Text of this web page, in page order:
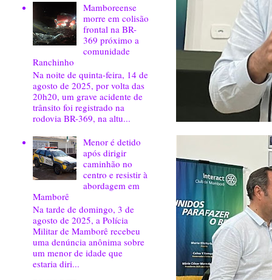
Mamboreense
morre em colisão
frontal na BR-
369 próximo a
comunidade
Ranchinho
Na noite de quinta-feira, 14 de
agosto de 2025, por volta das
20h20, um grave acidente de
trânsito foi registrado na
rodovia BR-369, na altu...
Menor é detido
após dirigir
caminhão no
centro e resistir à
abordagem em
Mamborê
Na tarde de domingo, 3 de
agosto de 2025, a Polícia
Militar de Mamborê recebeu
uma denúncia anônima sobre
um menor de idade que
estaria diri...